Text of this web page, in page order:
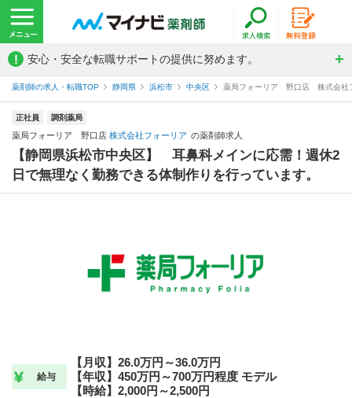
! 安心・安全な転職サポートの提供に努めます。
薬剤師の求人・転職TOP 静岡県 浜松市 中央区 薬局フォーリア 野口店 株式会社
正社員 調剤薬局
薬局フォーリア 野口店 株式会社フォーリア の薬剤師求人
【静岡県浜松市中央区】 耳鼻科メインに応需！週休2
日で無理なく勤務できる体制作りを行っています。
給与
【月収】26.0万円～36.0万円
【年収】450万円～700万円程度 モデル
【時給】2,000円～2,500円